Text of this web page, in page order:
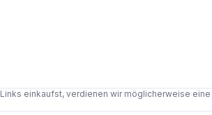
einkaufst, verdienen wir möglicherweise